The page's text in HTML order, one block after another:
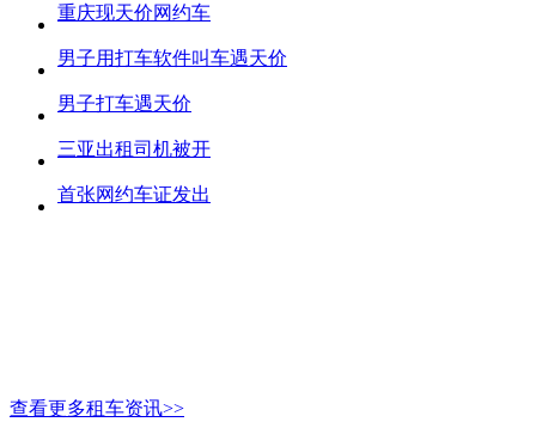
重庆现天价网约车
男子用打车软件叫车遇天价
男子打车遇天价
三亚出租司机被开
首张网约车证发出
查看更多租车资讯>>